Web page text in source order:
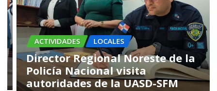
ACTIVIDADES LOCALES
Director Regional Noreste de la
Policía Nacional visita
autoridades de la UASD-SFM